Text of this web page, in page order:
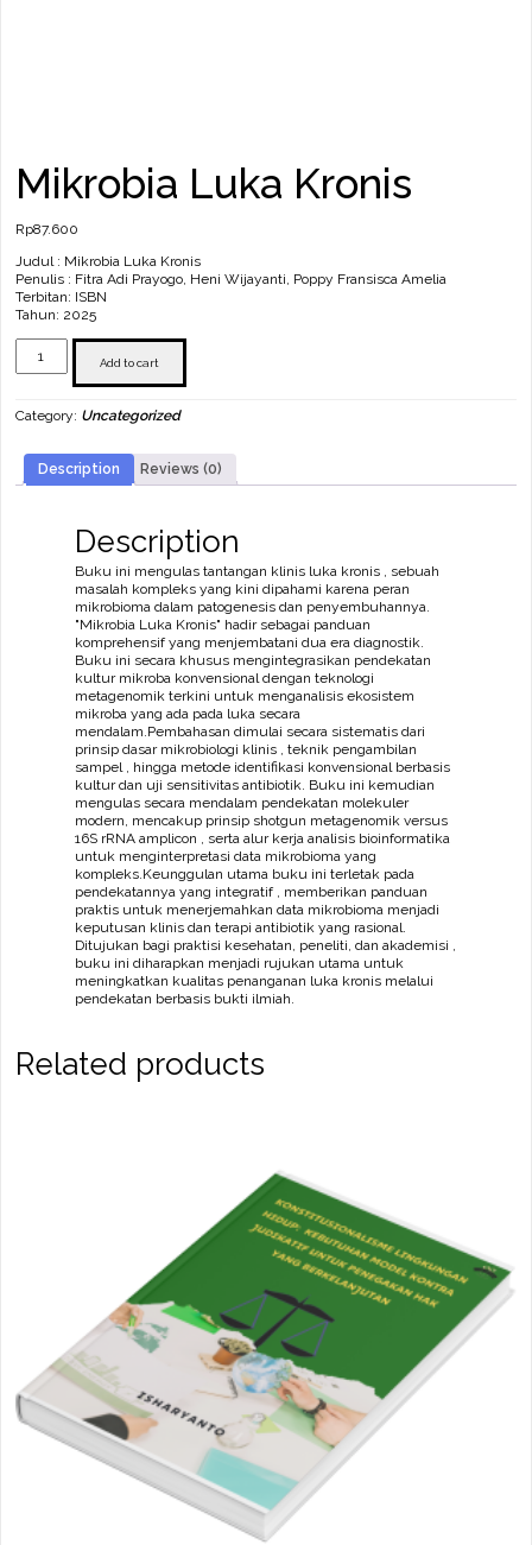
Mikrobia Luka Kronis
Rp87.600
Judul : Mikrobia Luka Kronis
Penulis : Fitra Adi Prayogo, Heni Wijayanti, Poppy Fransisca Amelia
Terbitan: ISBN
Tahun: 2025
Mikrobia
Luka
Add to cart
Category: Uncategorized
Description Reviews (0)
Description
Buku ini mengulas tantangan klinis luka kronis , sebuah
masalah kompleks yang kini dipahami karena peran
mikrobioma dalam patogenesis dan penyembuhannya.
"Mikrobia Luka Kronis" hadir sebagai panduan
komprehensif yang menjembatani dua era diagnostik.
Buku ini secara khusus mengintegrasikan pendekatan
kultur mikroba konvensional dengan teknologi
metagenomik terkini untuk menganalisis ekosistem
mikroba yang ada pada luka secara
mendalam.Pembahasan dimulai secara sistematis dari
prinsip dasar mikrobiologi klinis , teknik pengambilan
sampel , hingga metode identifikasi konvensional berbasis
kultur dan uji sensitivitas antibiotik. Buku ini kemudian
mengulas secara mendalam pendekatan molekuler
modern, mencakup prinsip shotgun metagenomik versus
16S rRNA amplicon , serta alur kerja analisis bioinformatika
untuk menginterpretasi data mikrobioma yang
kompleks.Keunggulan utama buku ini terletak pada
pendekatannya yang integratif , memberikan panduan
praktis untuk menerjemahkan data mikrobioma menjadi
keputusan klinis dan terapi antibiotik yang rasional.
Ditujukan bagi praktisi kesehatan, peneliti, dan akademisi ,
buku ini diharapkan menjadi rujukan utama untuk
meningkatkan kualitas penanganan luka kronis melalui
pendekatan berbasis bukti ilmiah.
Related products